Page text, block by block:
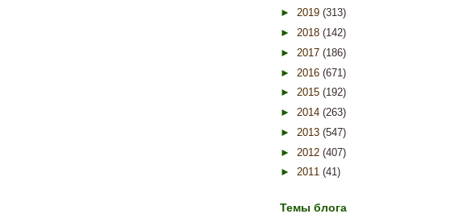
► 2019 (313)
► 2018 (142)
► 2017 (186)
► 2016 (671)
► 2015 (192)
► 2014 (263)
► 2013 (547)
► 2012 (407)
► 2011 (41)
Темы блога